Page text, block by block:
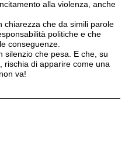
alla violenza, anche
chiarezza che da simili parole
politiche e che
conseguenze.
silenzio che pesa. E che, su
rischia di apparire come una
va!